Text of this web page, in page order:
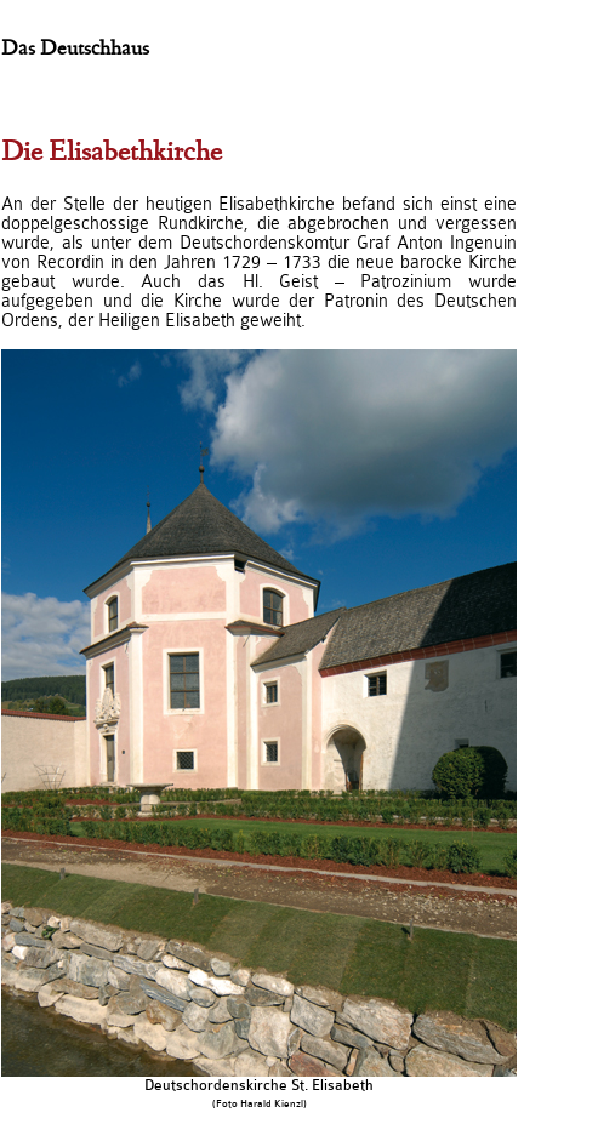
Das Deutschhaus
Die Elisabethkirche
An der Stelle der heutigen Elisabethkirche befand sich einst eine
doppelgeschossige Rundkirche, die abgebrochen und vergessen
wurde, als unter dem Deutschordenskomtur Graf Anton Ingenuin
von Recordin in den Jahren 1729 – 1733 die neue barocke Kirche
gebaut wurde. Auch das Hl. Geist – Patrozinium wurde
aufgegeben und die Kirche wurde der Patronin des Deutschen
Ordens, der Heiligen Elisabeth geweiht.
Deutschordenskirche St. Elisabeth
(Foto Harald Kienzl)